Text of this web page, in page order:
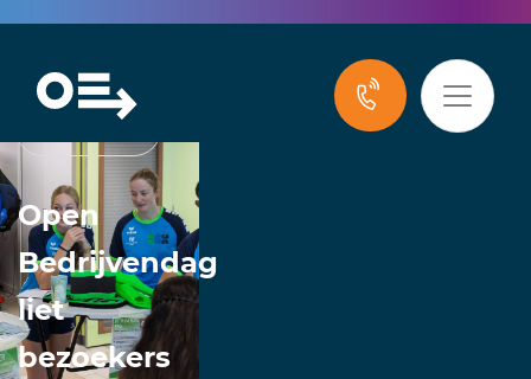
Open
Bedrijvendag
liet
bezoekers